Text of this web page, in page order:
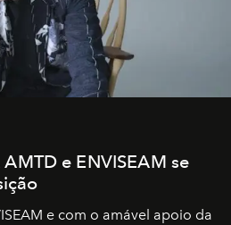
e ENVISEAM se
e com o amável apoio da